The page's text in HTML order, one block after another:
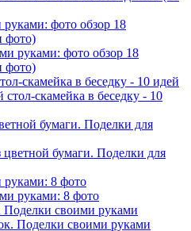
фото обзор 18
фото)
скамейка в беседку - 10 идей
бумаги. Поделки для
руками: 8 фото
Поделки своими руками